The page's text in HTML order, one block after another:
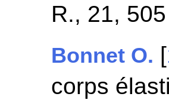
R., 21,
Bonnet O. [
corps